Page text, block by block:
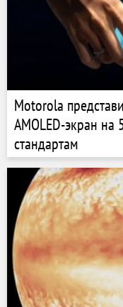
Motorola
AMOLED-экран
стандартам